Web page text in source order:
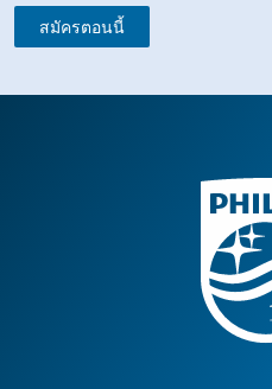
สมัครตอนนี้